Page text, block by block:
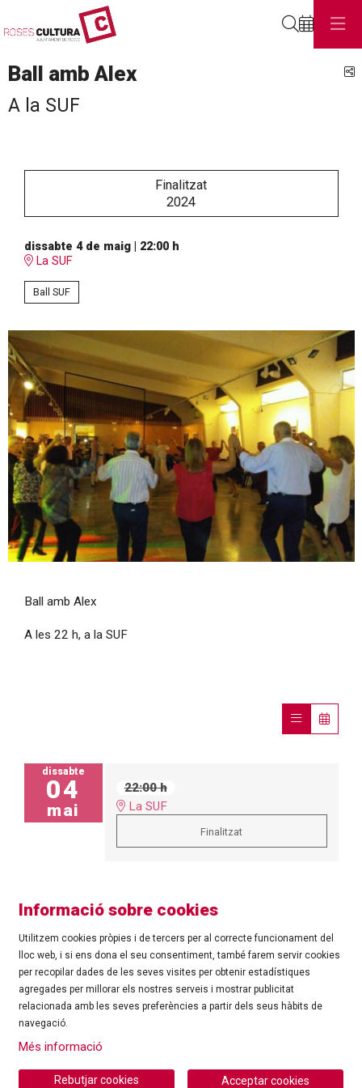
Ball amb Alex
A la SUF
Finalitzat
2024
dissabte 4 de maig| 22:00 h
La SUF
Ball SUF
Ball amb Alex
A les 22 h, a la SUF
dissabte
04
mai
22:00 h
La SUF
Finalitzat
©Ajuntament de Roses| C/ Tarragona, 81 | 17480 ROSES
Tel.: 972 25 24 00 |cultura@roses.cat
Sitemap | Ús de Cookies
Informació sobre cookies
Utilitzem cookies pròpies i de tercers per al correcte funcionament del
lloc web, i si ens dona el seu consentiment, també farem servir cookies
per recopilar dades de les seves visites per obtenir estadístiques
agregades per millorar els nostres serveis i mostrar publicitat
relacionada amb les seves preferències a partir dels seus hàbits de
navegació.
Més informació
Acceptar cookies
Rebutjar cookies